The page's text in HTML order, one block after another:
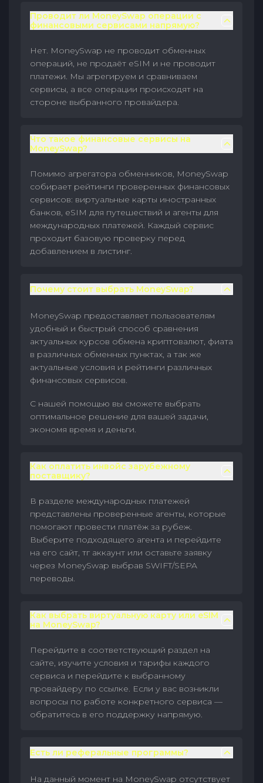
Проводит ли MoneySwap операции с
финансовыми сервисами напрямую?
Нет. MoneySwap не проводит обменных
операций, не продаёт eSIM и не проводит
платежи. Мы агрегируем и сравниваем
сервисы, а все операции происходят на
стороне выбранного провайдера.
Что такое финансовые сервисы на
MoneySwap?
Помимо агрегатора обменников, MoneySwap
собирает рейтинги проверенных финансовых
сервисов: виртуальные карты иностранных
банков, eSIM для путешествий и агенты для
международных платежей. Каждый сервис
проходит базовую проверку перед
добавлением в листинг.
Почему стоит выбрать MoneySwap?
MoneySwap предоставляет пользователям
удобный и быстрый способ сравнения
актуальных курсов обмена криптовалют, фиата
в различных обменных пунктах, а так же
актуальные условия и рейтинги различных
финансовых сервисов.
С нашей помощью вы сможете выбрать
оптимальное решение для вашей задачи,
экономя время и деньги.
Как оплатить инвойс зарубежному
поставщику?
В разделе международных платежей
представлены проверенные агенты, которые
помогают провести платёж за рубеж.
Выберите подходящего агента и перейдите
на его сайт, тг аккаунт или оставьте заявку
через MoneySwap выбрав SWIFT/SEPA
переводы.
Как выбрать виртуальную карту или eSIM
на MoneySwap?
Перейдите в соответствующий раздел на
сайте, изучите условия и тарифы каждого
сервиса и перейдите к выбранному
провайдеру по ссылке. Если у вас возникли
вопросы по работе конкретного сервиса —
обратитесь в его поддержку напрямую.
Есть ли реферальные программы?
На данный момент на MoneySwap отсутствует